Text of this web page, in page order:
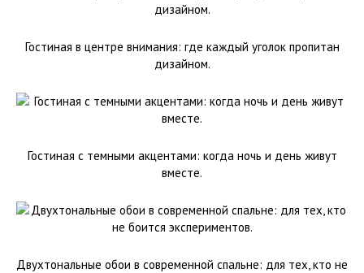
Гостиная в центре внимания: где каждый уголок пропитан
дизайном.
Гостиная с темными акцентами: когда ночь и день живут
вместе.
Двухтональные обои в современной спальне: для тех, кто не